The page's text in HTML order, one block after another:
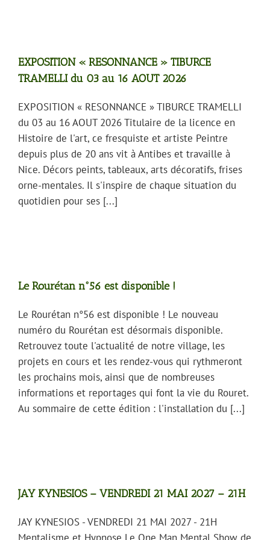
EXPOSITION « RESONNANCE » TIBURCE
TRAMELLI du 03 au 16 AOUT 2026
EXPOSITION « RESONNANCE » TIBURCE TRAMELLI
du 03 au 16 AOUT 2026 Titulaire de la licence en
Histoire de l'art, ce fresquiste et artiste Peintre
depuis plus de 20 ans vit à Antibes et travaille à
Nice. Décors peints, tableaux, arts décoratifs, frises
orne-mentales. Il s'inspire de chaque situation du
quotidien pour ses [...]
Le Rourétan n°56 est disponible !
Le Rourétan n°56 est disponible ! Le nouveau
numéro du Rourétan est désormais disponible.
Retrouvez toute l'actualité de notre village, les
projets en cours et les rendez-vous qui rythmeront
les prochains mois, ainsi que de nombreuses
informations et reportages qui font la vie du Rouret.
Au sommaire de cette édition : l'installation du [...]
JAY KYNESIOS – VENDREDI 21 MAI 2027 – 21H
JAY KYNESIOS - VENDREDI 21 MAI 2027 - 21H